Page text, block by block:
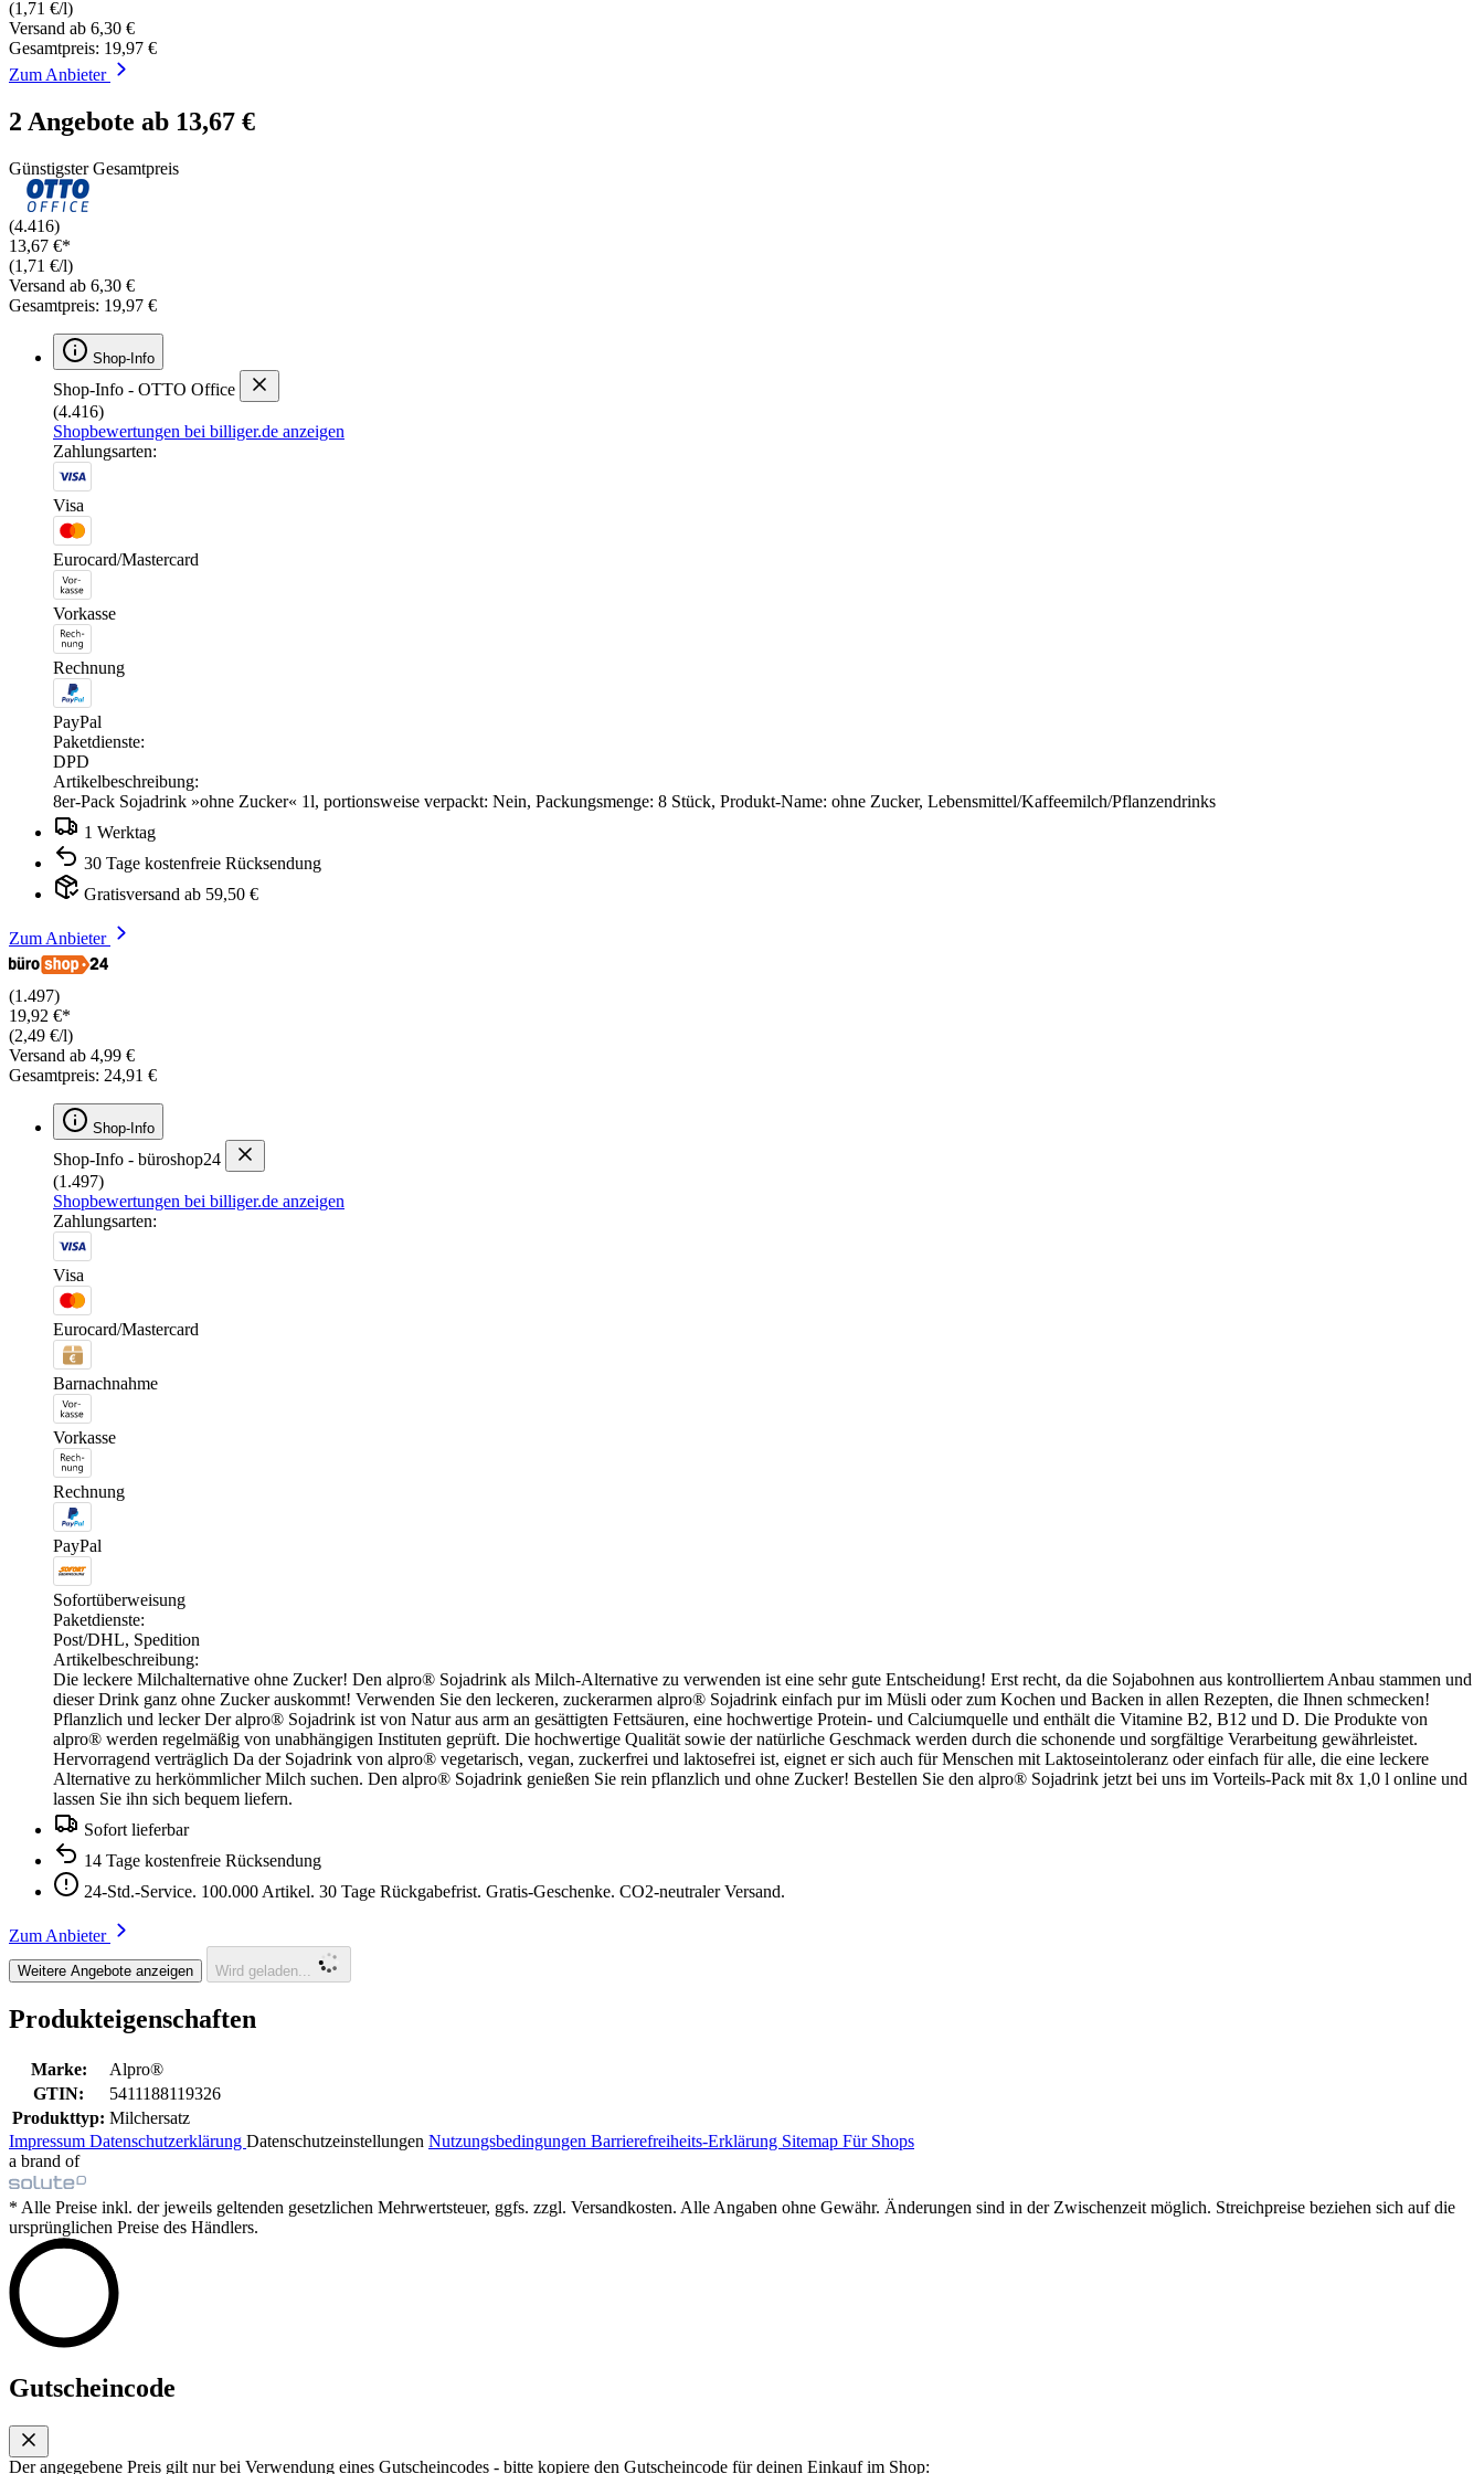
(1,71 €/l)
Versand ab 6,30 €
Gesamtpreis: 19,97 €
Zum Anbieter
2 Angebote ab 13,67 €
Günstigster Gesamtpreis
(4.416)
13,67 €*
(1,71 €/l)
Versand ab 6,30 €
Gesamtpreis: 19,97 €
Shop-Info
Shop-Info - OTTO Office
(4.416)
Shopbewertungen bei billiger.de anzeigen
Zahlungsarten:
Visa
Eurocard/Mastercard
Vorkasse
Rechnung
PayPal
Paketdienste:
DPD
Artikelbeschreibung:
8er-Pack Sojadrink »ohne Zucker« 1l, portionsweise verpackt: Nein, Packungsmenge: 8 Stück, Produkt-Name: ohne Zucker, Lebensmittel/Kaffeemilch/Pflanzendrinks
1 Werktag
30 Tage kostenfreie Rücksendung
Gratisversand ab 59,50 €
Zum Anbieter
(1.497)
19,92 €*
(2,49 €/l)
Versand ab 4,99 €
Gesamtpreis: 24,91 €
Shop-Info
Shop-Info - büroshop24
(1.497)
Shopbewertungen bei billiger.de anzeigen
Zahlungsarten:
Visa
Eurocard/Mastercard
Barnachnahme
Vorkasse
Rechnung
PayPal
Sofortüberweisung
Paketdienste:
Post/DHL, Spedition
Artikelbeschreibung:
Die leckere Milchalternative ohne Zucker! Den alpro® Sojadrink als Milch-Alternative zu verwenden ist eine sehr gute Entscheidung! Erst recht, da die Sojabohnen aus kontrolliertem Anbau stammen und
dieser Drink ganz ohne Zucker auskommt! Verwenden Sie den leckeren, zuckerarmen alpro® Sojadrink einfach pur im Müsli oder zum Kochen und Backen in allen Rezepten, die Ihnen schmecken!
Pflanzlich und lecker Der alpro® Sojadrink ist von Natur aus arm an gesättigten Fettsäuren, eine hochwertige Protein- und Calciumquelle und enthält die Vitamine B2, B12 und D. Die Produkte von
alpro® werden regelmäßig von unabhängigen Instituten geprüft. Die hochwertige Qualität sowie der natürliche Geschmack werden durch die schonende und sorgfältige Verarbeitung gewährleistet.
Hervorragend verträglich Da der Sojadrink von alpro® vegetarisch, vegan, zuckerfrei und laktosefrei ist, eignet er sich auch für Menschen mit Laktoseintoleranz oder einfach für alle, die eine leckere
Alternative zu herkömmlicher Milch suchen. Den alpro® Sojadrink genießen Sie rein pflanzlich und ohne Zucker! Bestellen Sie den alpro® Sojadrink jetzt bei uns im Vorteils-Pack mit 8x 1,0 l online und
lassen Sie ihn sich bequem liefern.
Sofort lieferbar
14 Tage kostenfreie Rücksendung
24-Std.-Service. 100.000 Artikel. 30 Tage Rückgabefrist. Gratis-Geschenke. CO2-neutraler Versand.
Zum Anbieter
Weitere Angebote anzeigen Wird geladen...
Produkteigenschaften
Marke:
Alpro®
GTIN:
5411188119326
Produkttyp: Milchersatz
Impressum Datenschutzerklärung Datenschutzeinstellungen Nutzungsbedingungen Barrierefreiheits-Erklärung Sitemap Für Shops
a brand of
* Alle Preise inkl. der jeweils geltenden gesetzlichen Mehrwertsteuer, ggfs. zzgl. Versandkosten. Alle Angaben ohne Gewähr. Änderungen sind in der Zwischenzeit möglich. Streichpreise beziehen sich auf die
ursprünglichen Preise des Händlers.
Gutscheincode
Der angegebene Preis gilt nur bei Verwendung eines Gutscheincodes - bitte kopiere den Gutscheincode für deinen Einkauf im Shop: